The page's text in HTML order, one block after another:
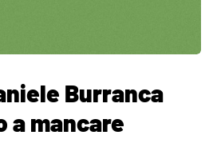
Burranca
a mancare